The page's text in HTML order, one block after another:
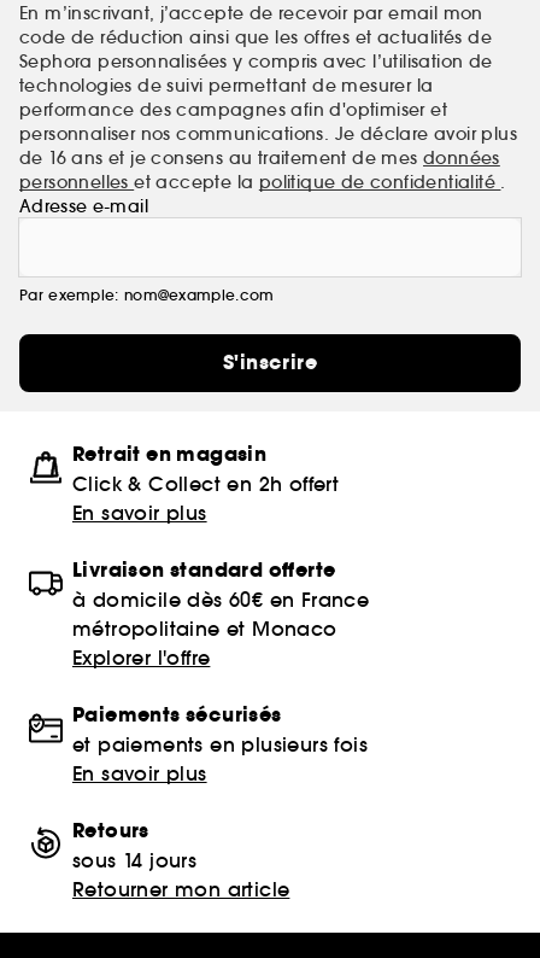
En m’inscrivant, j’accepte de recevoir par email mon
code de réduction ainsi que les offres et actualités de
Sephora personnalisées y compris avec l’utilisation de
technologies de suivi permettant de mesurer la
performance des campagnes afin d'optimiser et
personnaliser nos communications. Je déclare avoir plus
de 16 ans et je consens au traitement de mes données
personnelleset accepte la politique de confidentialité .
Adresse e-mail
Par exemple: nom@example.com
S'inscrire
Retrait en magasin
Click & Collect en 2h offert
En savoir plus
Livraison standard offerte
à domicile dès 60€ en France
métropolitaine et Monaco
Explorer l'offre
Paiements sécurisés
et paiements en plusieurs fois
En savoir plus
Retours
sous 14 jours
Retourner mon article